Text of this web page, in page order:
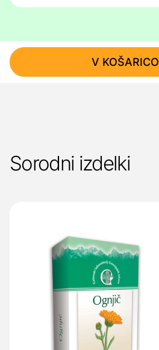
V KOŠARICO
Sorodni izdelki